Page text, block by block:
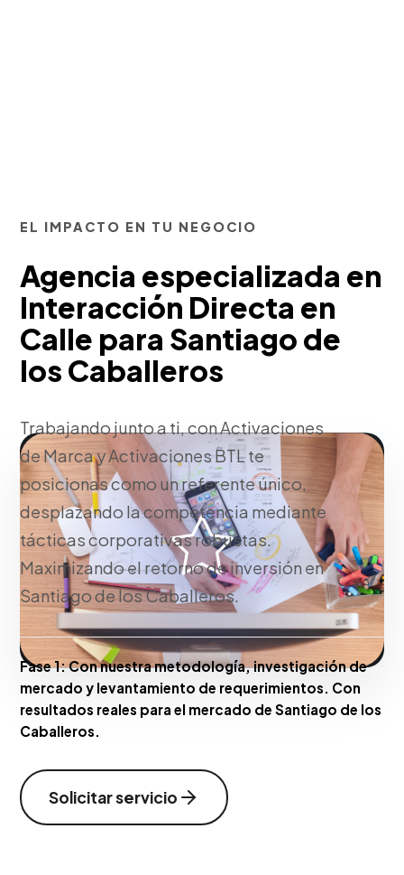
EL IMPACTO EN TU NEGOCIO
Agencia especializada en
Interacción Directa en
Calle para Santiago de
los Caballeros
Trabajando junto a ti, con Activaciones
de Marca y Activaciones BTL te
posicionas como un referente único,
desplazando la competencia mediante
tácticas corporativas robustas.
Maximizando el retorno de inversión en
Santiago de los Caballeros.
Fase 1:Con nuestra metodología, investigación de
mercado y levantamiento de requerimientos. Con
resultados reales para el mercado de Santiago de los
Caballeros.
Solicitar servicio